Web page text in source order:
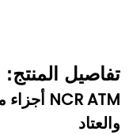
تفاصيل المنتج:
والعتاد